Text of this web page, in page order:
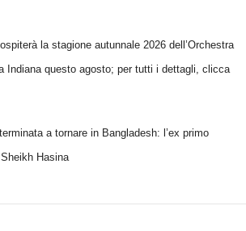
la stagione autunnale 2026 dell’Orchestra
Indiana questo agosto; per tutti i dettagli, clicca
a tornare in Bangladesh: l’ex primo
Hasina